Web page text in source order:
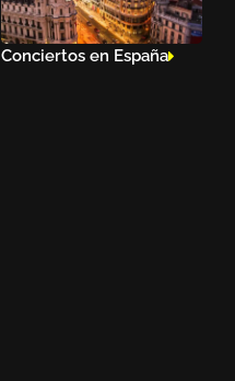
Conciertos en España